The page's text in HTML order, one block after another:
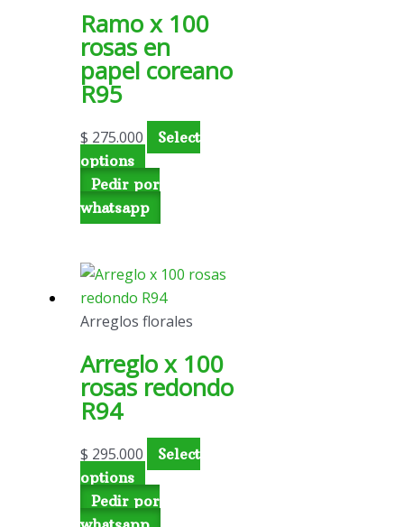
Ramo x 100
rosas en
papel coreano
R95
$ 275.000
Select
options
Pedir por
whatsapp
Arreglos florales
Arreglo x 100
rosas redondo
R94
$ 295.000
Select
options
Pedir por